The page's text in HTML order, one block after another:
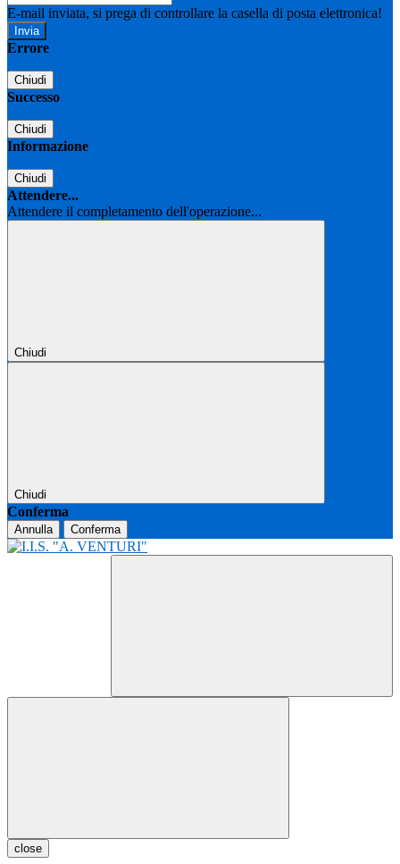
E-mail inviata, si prega di controllare la casella di posta elettronica!
Errore
Chiudi
Successo
Chiudi
Informazione
Chiudi
Attendere...
Attendere il completamento dell'operazione...
Chiudi
Chiudi
Conferma
Annulla Conferma
close